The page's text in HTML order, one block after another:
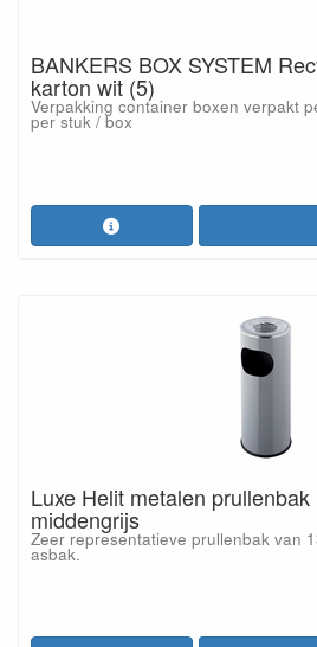
BANKERS BOX SYSTEM
karton wit (5)
Verpakking container boxen verpakt
per stuk / box
Luxe Helit metalen
middengrijs
Zeer representatieve prullenbak van
asbak.